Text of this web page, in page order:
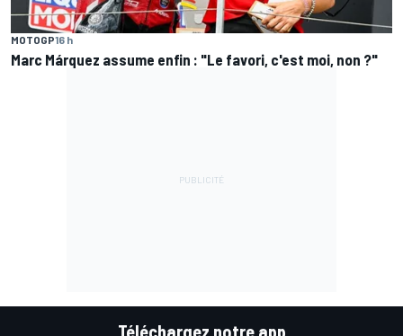
MOTOGP16 h
Marc Márquez assume enfin : "Le favori, c'est moi, non ?"
Téléchargez notre app